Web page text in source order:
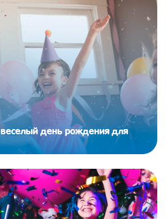
веселый день рождения для